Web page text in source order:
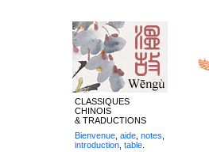
CLASSIQUES
CHINOIS
& TRADUCTIONS
Bienvenue aide notes
introduction table